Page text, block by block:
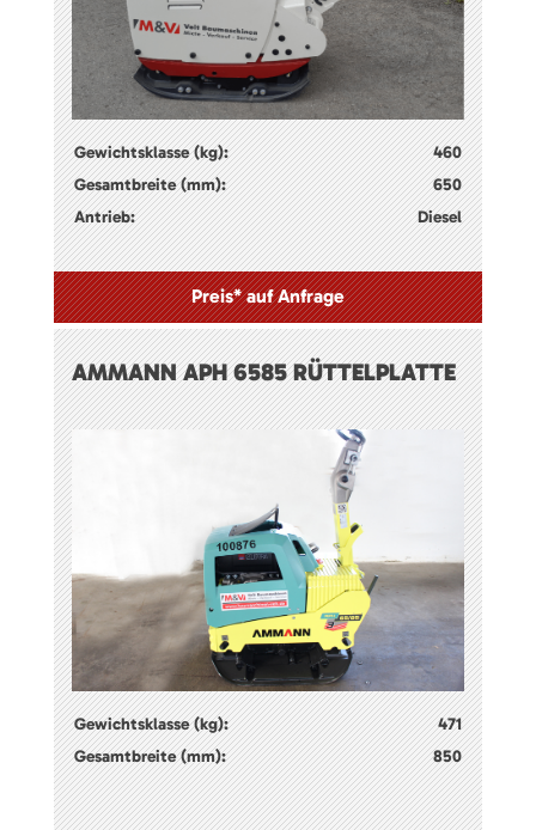
Gewichtsklasse (kg):
460
Gesamtbreite (mm):
650
Antrieb:
Diesel
Preis* auf Anfrage
AMMANN APH 6585 RÜTTELPLATTE
Gewichtsklasse (kg):
471
Gesamtbreite (mm):
850